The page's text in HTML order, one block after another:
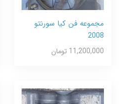
مجموعه فن کیا سورنتو
2008
11,200,000 تومان